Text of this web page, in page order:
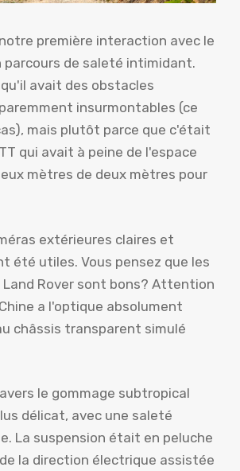
première interaction avec le
parcours de saleté intimidant.
avait des obstacles
insurmontables (ce
mais plutôt parce que c'était
qui avait à peine de l'espace
mètres de deux mètres pour
extérieures claires et
été utiles. Vous pensez que les
Rover sont bons? Attention
a l'optique absolument
châssis transparent simulé
le gommage subtropical
délicat, avec une saleté
La suspension était en peluche
la direction électrique assistée